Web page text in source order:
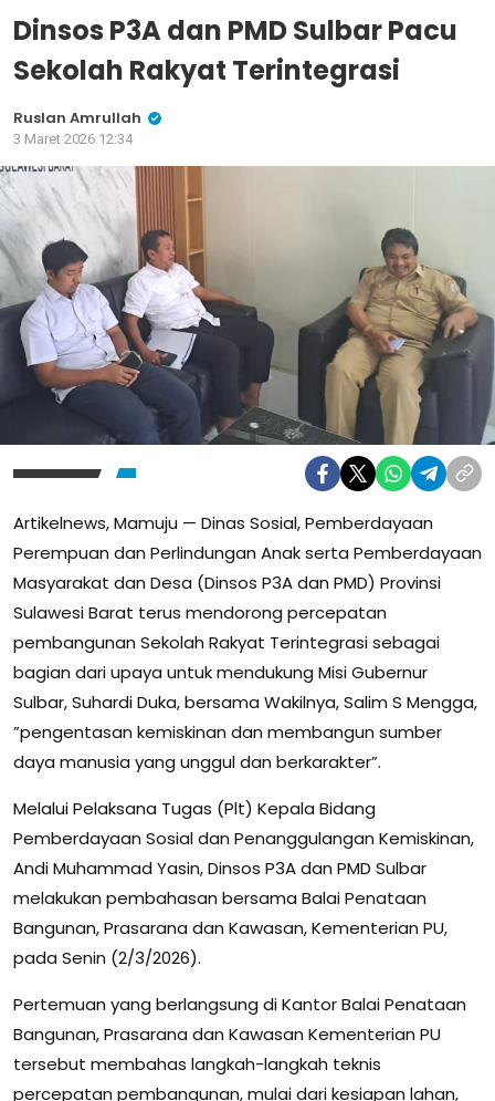
Dinsos P3A dan PMD Sulbar Pacu
Sekolah Rakyat Terintegrasi
Ruslan Amrullah
3 Maret 2026 12:34
Artikelnews, Mamuju — Dinas Sosial, Pemberdayaan
Perempuan dan Perlindungan Anak serta Pemberdayaan
Masyarakat dan Desa (Dinsos P3A dan PMD) Provinsi
Sulawesi Barat terus mendorong percepatan
pembangunan Sekolah Rakyat Terintegrasi sebagai
bagian dari upaya untuk mendukung Misi Gubernur
Sulbar, Suhardi Duka, bersama Wakilnya, Salim S Mengga,
”pengentasan kemiskinan dan membangun sumber
daya manusia yang unggul dan berkarakter”.
Melalui Pelaksana Tugas (Plt) Kepala Bidang
Pemberdayaan Sosial dan Penanggulangan Kemiskinan,
Andi Muhammad Yasin, Dinsos P3A dan PMD Sulbar
melakukan pembahasan bersama Balai Penataan
Bangunan, Prasarana dan Kawasan, Kementerian PU,
pada Senin (2/3/2026).
Pertemuan yang berlangsung di Kantor Balai Penataan
Bangunan, Prasarana dan Kawasan Kementerian PU
tersebut membahas langkah-langkah teknis
percepatan pembangunan, mulai dari kesiapan lahan,